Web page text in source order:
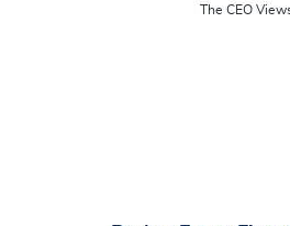
The CEO